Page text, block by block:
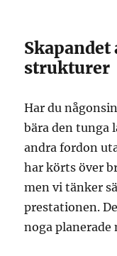
strukturer
Har du
bära den tunga
andra fordon
har körts över
men vi tänker
prestationen.
noga